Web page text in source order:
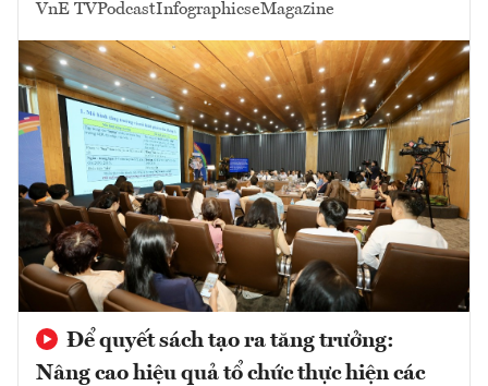
VnE TVPodcastInfographicseMagazine
Để quyết sách tạo ra tăng trưởng:
Nâng cao hiệu quả tổ chức thực hiện các